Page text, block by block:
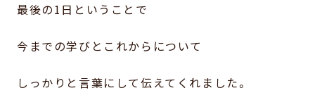
最後の1日ということで
今までの学びとこれからについて
しっかりと言葉にして伝えてくれました。